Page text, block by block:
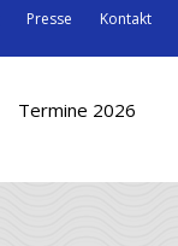
Presse Kontakt
Termine 2026